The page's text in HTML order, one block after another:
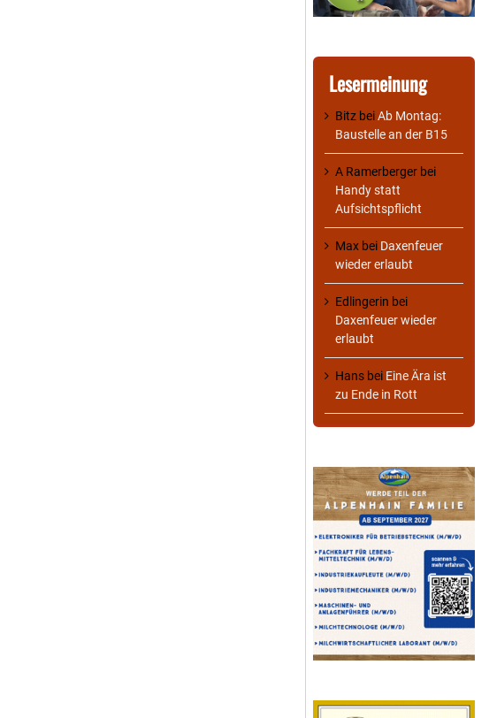
Lesermeinung
Bitz beiAb Montag:
Baustelle an der B15
A Ramerberger bei
Handy statt
Aufsichtspflicht
Max bei Daxenfeuer
wieder erlaubt
Edlingerin bei
Daxenfeuer wieder
erlaubt
Hans bei Eine Ära ist
zu Ende in Rott